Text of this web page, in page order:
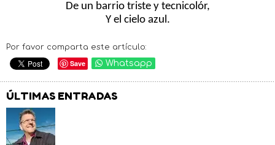
De un barrio triste y tecnicolór,
Y el cielo azul.
Por favor comparta este artículo:
Save Whatsapp
ÚLTIMAS ENTRADAS